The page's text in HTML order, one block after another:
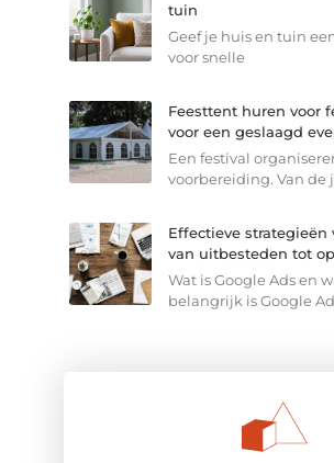
tuin
Geef je huis en tuin
voor snelle
Feesttent huren voor
voor een geslaagd
Een festival
voorbereiding. Van de
Effectieve strategieën
van uitbesteden tot
Wat is Google Ads en
belangrijk is Google